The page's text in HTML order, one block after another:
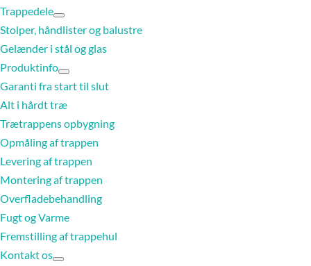
Trappedele
Stolper, håndlister og balustre
Gelænder i stål og glas
Produktinfo
Garanti fra start til slut
Alt i hårdt træ
Trætrappens opbygning
Opmåling af trappen
Levering af trappen
Montering af trappen
Overfladebehandling
Fugt og Varme
Fremstilling af trappehul
Kontakt os